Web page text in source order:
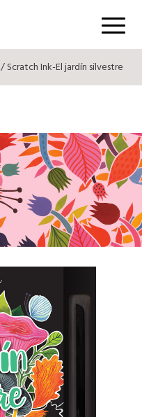
Menú
/ Scratch Ink-El jardín silvestre